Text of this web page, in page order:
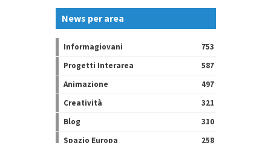
News per area
Informagiovani
753
Progetti Interarea
587
Animazione
497
Creatività
321
Blog
310
Spazio Europa
258